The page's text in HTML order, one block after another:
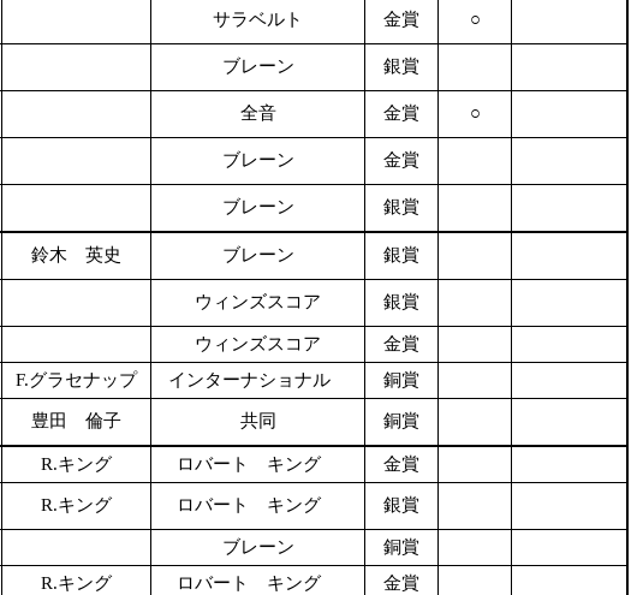
サラベルト 金賞 ○
ブレーン 銀賞
全音 金賞 ○
ブレーン 金賞
ブレーン 銀賞
鈴木 英史 ブレーン 銀賞
ウィンズスコア 銀賞
ウィンズスコア
金賞
F.グラセナップ インターナショナル 銅賞
豊田 倫子 共同 銅賞
R.キング ロバート キング 金賞
R.キング ロバート キング 銀賞
ブレーン
銅賞
R.キング ロバート キング
金賞